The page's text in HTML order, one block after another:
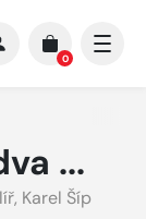
0
...
, Karel Šíp